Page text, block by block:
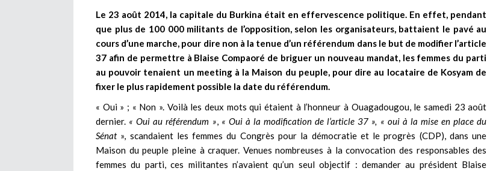
Le 23 août 2014, la capitale du Burkina était en effervescence politique. En effet, pendant
que plus de 100 000 militants de l’opposition, selon les organisateurs, battaient le pavé au
cours d’une marche, pour dire non à la tenue d’un référendum dans le but de modifier l’article
37 afin de permettre à Blaise Compaoré de briguer un nouveau mandat, les femmes du parti
au pouvoir tenaient un meeting à la Maison du peuple, pour dire au locataire de Kosyam de
fixer le plus rapidement possible la date du référendum.
« Oui » ; « Non ». Voilà les deux mots qui étaient à l’honneur à Ouagadougou, le samedi 23 août
dernier. « Oui au référendum », « Oui à la modification de l’article 37 », « oui à la mise en place du
Sénat », scandaient les femmes du Congrès pour la démocratie et le progrès (CDP), dans une
Maison du peuple pleine à craquer. Venues nombreuses à la convocation des responsables des
femmes du parti, ces militantes n’avaient qu’un seul objectif : demander au président Blaise